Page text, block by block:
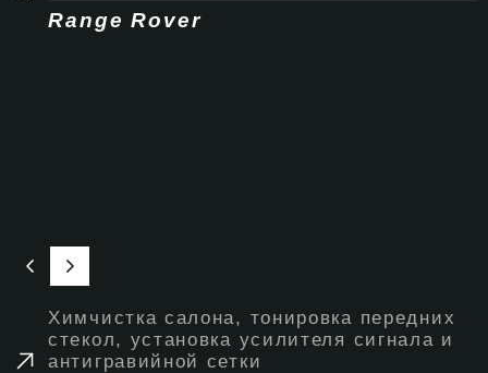
Range Rover
Химчистка салона, тонировка передних
стекол, установка усилителя сигнала и
антигравийной сетки